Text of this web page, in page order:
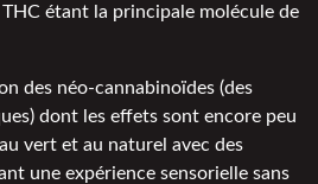
étant la principale molécule de
des néo-cannabinoïdes (des
dont les effets sont encore peu
vert et au naturel avec des
une expérience sensorielle sans